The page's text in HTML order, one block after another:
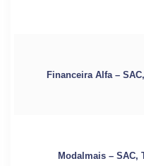
Financeira Alfa –
Modalmais – SAC,